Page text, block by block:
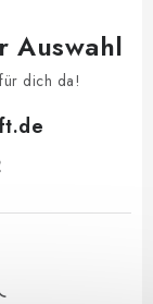
Auswahl
dich da!